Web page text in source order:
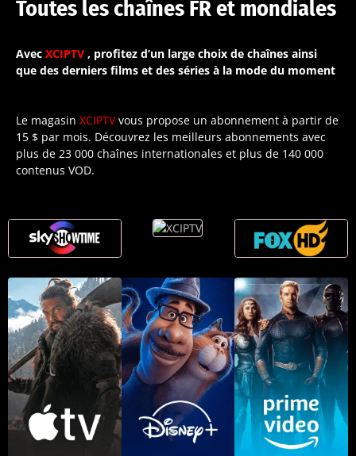
Toutes les chaînes FR et mondiales
Avec XCIPTV , profitez d’un large choix de chaînes ainsi
que des derniers films et des séries à la mode du moment
Le magasin XCIPTVvous propose un abonnement à partir de
15 $ par mois. Découvrez les meilleurs abonnements avec
plus de 23 000 chaînes internationales et plus de 140 000
contenus VOD.